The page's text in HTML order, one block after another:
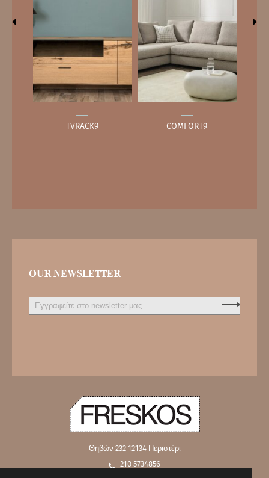
TVRACK9 COMFORT9
OUR NEWSLETTER
Θηβών 23212134 Περιστέρι
210 5734856